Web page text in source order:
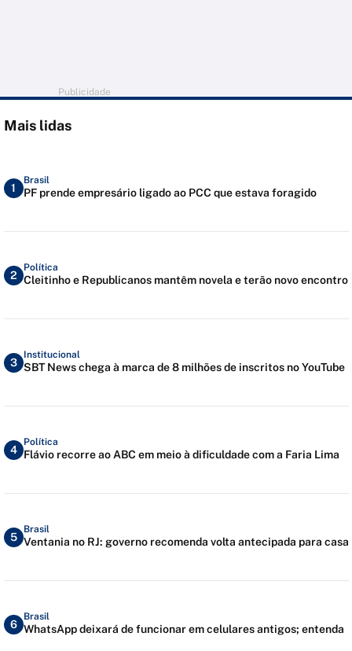
Publicidade
Mais lidas
1
Brasil
PF prende empresário ligado ao PCC que estava foragido
2
Política
Cleitinho e Republicanos mantêm novela e terão novo encontro
3
Institucional
SBT News chega à marca de 8 milhões de inscritos no YouTube
4
Política
Flávio recorre ao ABC em meio à dificuldade com a Faria Lima
5
Brasil
Ventania no RJ: governo recomenda volta antecipada para casa
6
Brasil
WhatsApp deixará de funcionar em celulares antigos; entenda